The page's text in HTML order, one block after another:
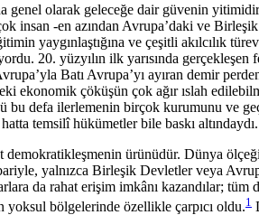
genel olarak geleceğe dair güvenin
-en azından Avrupa’daki ve
yaygınlaştığına ve çeşitli akılcılık
20. yüzyılın ilk yarısında
Batı Avrupa’yı ayıran demir
ekonomik çöküşün çok ağır ıslah
defa ilerlemenin birçok kurumunu ve
temsilî hükümetler bile baskı altındaydı.
ürünüdür. Dünya
yalnızca Birleşik Devletler veya
da rahat erişim imkânı kazandılar;
yoksul bölgelerinde özellikle çarpıcı oldu.1